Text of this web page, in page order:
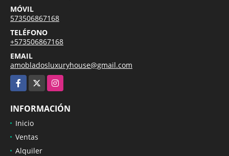
MÓVIL
573506867168
TELÉFONO
+573506867168
EMAIL
amobladosluxuryhouse@gmail.com
Facebook
Instagram
INFORMACIÓN
Inicio
Ventas
Alquiler